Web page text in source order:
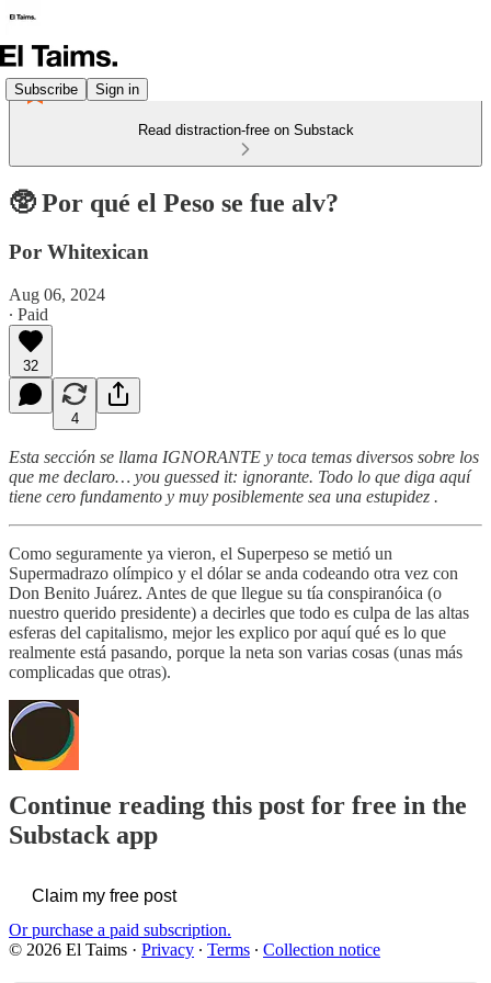
Subscribe Sign in
Read distraction-free on Substack
🥸 Por qué el Peso se fue alv?
Por Whitexican
Aug 06, 2024
∙ Paid
32
4
Esta sección se llama IGNORANTE y toca temas diversos sobre los
que me declaro… you guessed it: ignorante. Todo lo que diga aquí
tiene cero fundamento y muy posiblemente sea una estupidez .
Como seguramente ya vieron, el Superpeso se metió un
Supermadrazo olímpico y el dólar se anda codeando otra vez con
Don Benito Juárez. Antes de que llegue su tía conspiranóica (o
nuestro querido presidente) a decirles que todo es culpa de las altas
esferas del capitalismo, mejor les explico por aquí qué es lo que
realmente está pasando, porque la neta son varias cosas (unas más
complicadas que otras).
Continue reading this post for free in the
Substack app
Claim my free post
Or purchase a paid subscription.
© 2026 El Taims · Privacy ∙ Terms ∙ Collection notice